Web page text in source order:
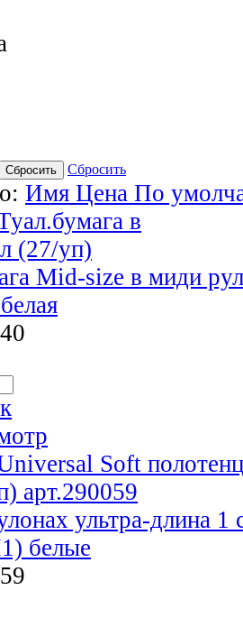
Сбросить
Имя Цена По
Mid-size в миди
ультра-длина
белые